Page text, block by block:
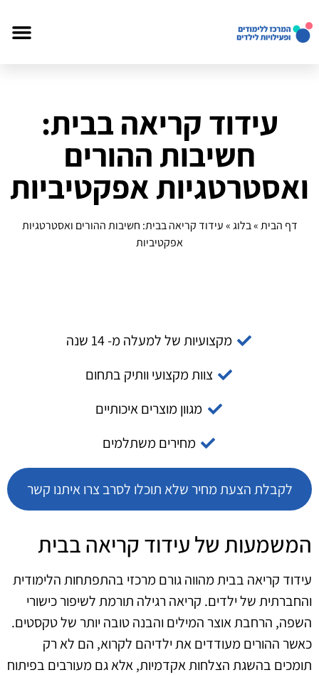
עידוד קריאה בבית:
חשיבות ההורים
ואסטרטגיות אפקטיביות
דף הבית»בלוג»עידוד קריאה בבית: חשיבות ההורים ואסטרטגיות
אפקטיביות
מקצועיות של למעלה מ- 14 שנה
צוות מקצועי וותיק בתחום
מגוון מוצרים איכותיים
מחירים משתלמים
לקבלת הצעת מחיר שלא תוכלו לסרב צרו איתנו קשר
המשמעות של עידוד קריאה בבית
עידוד קריאה בבית מהווה גורם מרכזי בהתפתחות הלימודית
והחברתית של ילדים. קריאה רגילה תורמת לשיפור כישורי
השפה, הרחבת אוצר המילים והבנה טובה יותר של טקסטים.
כאשר ההורים מעודדים את ילדיהם לקרוא, הם לא רק
תומכים בהשגת הצלחות אקדמיות, אלא גם מעורבים בפיתוח